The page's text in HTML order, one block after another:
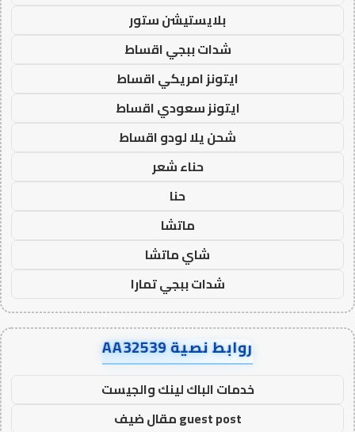
بلايستيشن ستور
شدات ببجي اقساط
ايتونز امريكي اقساط
ايتونز سعودي اقساط
شحن يلا لودو اقساط
حناء شعر
حنا
ماتشا
شاي ماتشا
شدات ببجي تمارا
روابط نصية AA32539
خدمات الباك لينك والجيست
guest post مقال ضيف